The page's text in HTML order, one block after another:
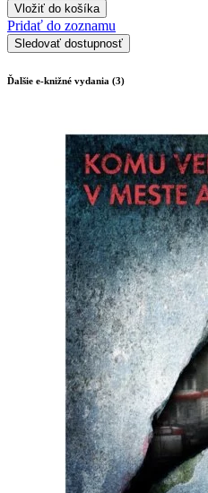
Vložiť do košíka
Pridať do zoznamu
Sledovať dostupnosť
Ďalšie e-knižné vydania (3)